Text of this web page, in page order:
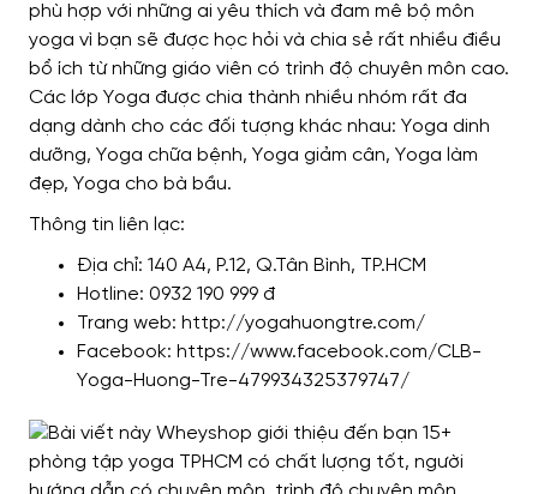
phù hợp với những ai yêu thích và đam mê bộ môn
yoga vì bạn sẽ được học hỏi và chia sẻ rất nhiều điều
bổ ích từ những giáo viên có trình độ chuyên môn cao.
Các lớp Yoga được chia thành nhiều nhóm rất đa
dạng dành cho các đối tượng khác nhau: Yoga dinh
dưỡng, Yoga chữa bệnh, Yoga giảm cân, Yoga làm
đẹp, Yoga cho bà bầu.
Thông tin liên lạc:
Địa chỉ: 140 A4, P.12, Q.Tân Bình, TP.HCM
Hotline: 0932 190 999 đ
Trang web: http://yogahuongtre.com/
Facebook: https://www.facebook.com/CLB-
Yoga-Huong-Tre-479934325379747/